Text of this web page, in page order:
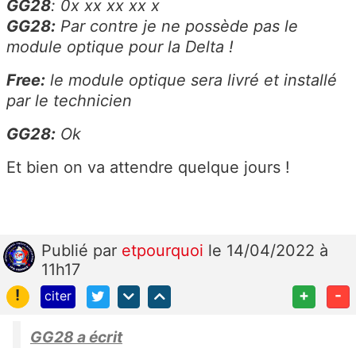
GG28: 0x xx xx xx x
GG28: Par contre je ne possède pas le
module optique pour la Delta !
Free: le module optique sera livré et installé
par le technicien
GG28: Ok
Et bien on va attendre quelque jours !
Publié par etpourquoi le 14/04/2022 à
11h17
!
citer + -
GG28 a écrit